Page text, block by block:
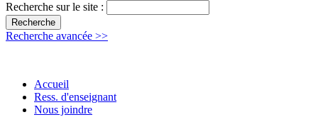
Recherche sur le site :
Recherche avancée >>
Accueil
Ress. d'enseignant
Nous joindre